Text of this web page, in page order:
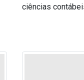
ciências